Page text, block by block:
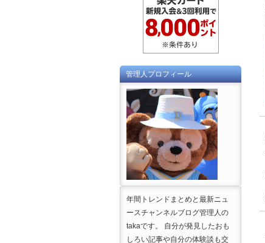
管理人プロフィール
年間トレンドまとめと最新ニュ
ースチャンネルブログ管理人の
takaです。 自分が発見したおも
しろい記事や自分の体験談も交